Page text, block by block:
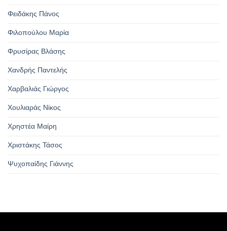
Φειδάκης Πάνος
Φιλοπούλου Μαρία
Φρυσίρας Βλάσης
Χανδρής Παντελής
Χαρβαλιάς Γιώργος
Χουλιαράς Νίκος
Χρηστέα Μαίρη
Χριστάκης Τάσος
Ψυχοπαίδης Γιάννης